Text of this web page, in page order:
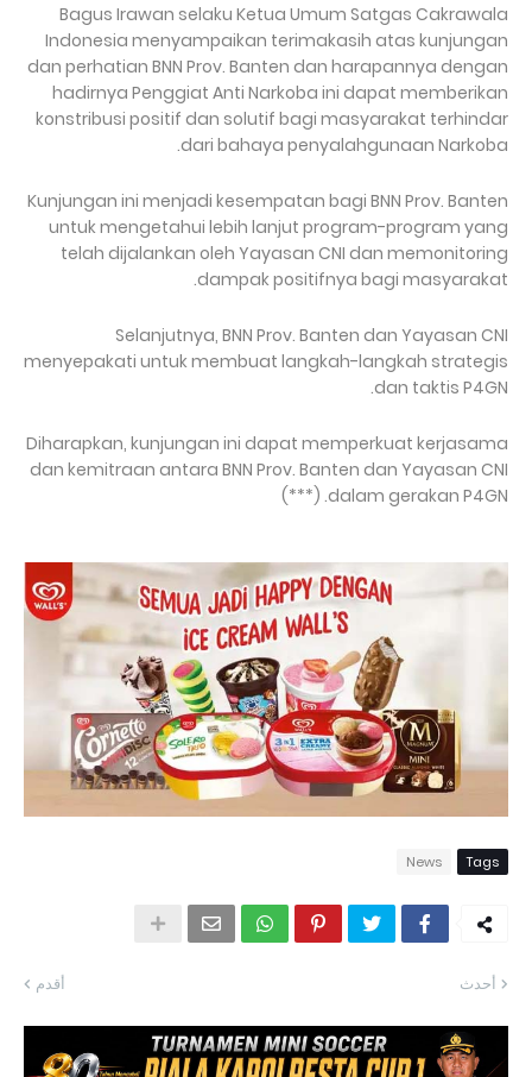
Bagus Irawan selaku Ketua Umum Satgas Cakrawala
Indonesia menyampaikan terimakasih atas kunjungan
dan perhatian BNN Prov. Banten dan harapannya dengan
hadirnya Penggiat Anti Narkoba ini dapat memberikan
konstribusi positif dan solutif bagi masyarakat terhindar
dari bahaya penyalahgunaan Narkoba.
Kunjungan ini menjadi kesempatan bagi BNN Prov. Banten
untuk mengetahui lebih lanjut program-program yang
telah dijalankan oleh Yayasan CNI dan memonitoring
dampak positifnya bagi masyarakat.
Selanjutnya, BNN Prov. Banten dan Yayasan CNI
menyepakati untuk membuat langkah-langkah strategis
dan taktis P4GN.
Diharapkan, kunjungan ini dapat memperkuat kerjasama
dan kemitraan antara BNN Prov. Banten dan Yayasan CNI
dalam gerakan P4GN. (***)
Tags
News
أحدث أقدم